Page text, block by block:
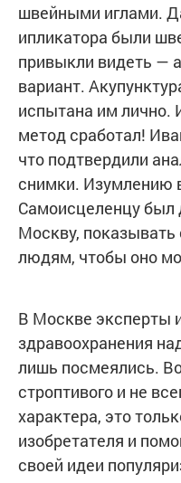
швейными иглами.
ипликатора были
привыкли видеть —
вариант.
испытана им лично.
метод сработал!
что подтвердили
снимки. Изумлению
Самоисцеленцу был
Москву,
людям, чтобы оно
В Москве эксперты
здравоохранения
лишь посмеялись.
строптивого и не
характера, это
изобретателя и
своей идеи